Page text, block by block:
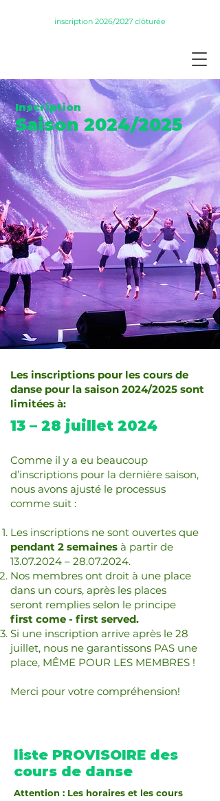
inscription 2026/2027 clôturée
Inscription
Saison 2024/2025
Les inscriptions pour les cours de
danse pour la saison 2024/2025 sont
limitées à:
13 – 28 juillet 2024
Comme il y a eu beaucoup
d’inscriptions pour la dernière saison,
nous avons ajusté le processus
comme suit :
Les inscriptions ne sont ouvertes que
pendant 2 semaines à partir de
13.07.2024 – 28.07.2024.
Nos membres ont droit à une place
dans un cours, après les places
seront remplies selon le principe
first come - first served.
Si une inscription arrive après le 28
juillet, nous ne garantissons PAS une
place, MÊME POUR LES MEMBRES !
Merci pour votre compréhension!
liste PROVISOIRE des
cours de danse
Attention : Les horaires et les cours